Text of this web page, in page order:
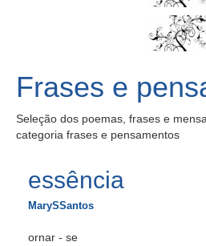
Frases e
Seleção dos poemas, frases e
categoria frases e pensamentos
essência
MarySSantos
ornar - se